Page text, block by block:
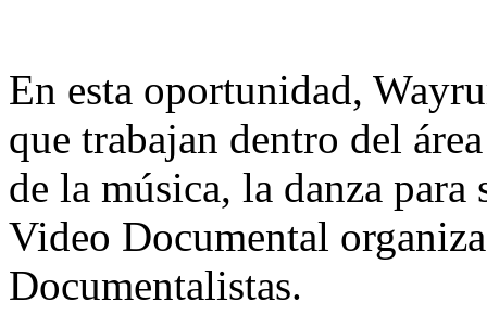
En esta oportunidad,
que trabajan dentro del
de la música, la danza
Video Documental
Documentalistas.